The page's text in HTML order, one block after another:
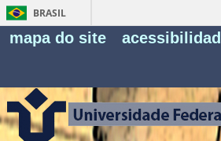
BRASIL
mapa do site